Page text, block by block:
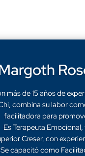
más de 15 años de
combina su labor
facilitadora para
Es Terapeuta
Creser, con
Se capacitó como